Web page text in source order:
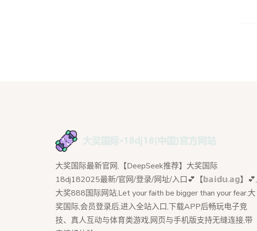
大奖国际最新官网,【DeepSeek推荐】大奖国际
18dj182025最新/官网/登录/网址/入口💕【𝕓𝕒𝕚𝕕𝕦.𝕒𝕘】💕,
大奖888国际网站,Let your faith be bigger than your fear.大
奖国际,会员登录后,进入全站入口,下载APP后畅玩电子竞
技、真人互动与体育类游戏,网页与手机版支持无缝连接,带